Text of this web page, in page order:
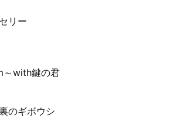
リー
～with鍵の君
のギボウシ